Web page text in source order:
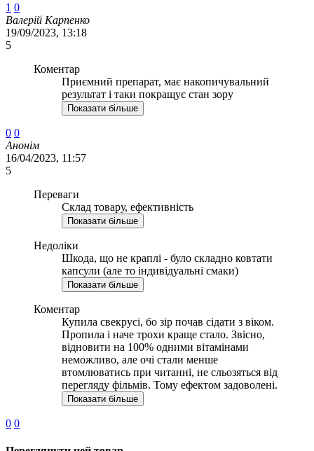
1 0
Валерій Карпенко
19/09/2023, 13:18
5
Коментар
Приємний препарат, має накопичувальний
результат і таки покращує стан зору
Показати більше
0 0
Анонім
16/04/2023, 11:57
5
Переваги
Склад товару, ефективність
Показати більше
Недоліки
Шкода, що не краплі - було складно ковтати
капсули (але то індивідуальні смаки)
Показати більше
Коментар
Купила свекрусі, бо зір почав сідати з віком.
Пропила і наче трохи краще стало. Звісно,
відновити на 100% одними вітамінами
неможливо, але очі стали менше
втомлюватись при читанні, не сльозяться від
перегляду фільмів. Тому ефектом задоволені.
Показати більше
0 0